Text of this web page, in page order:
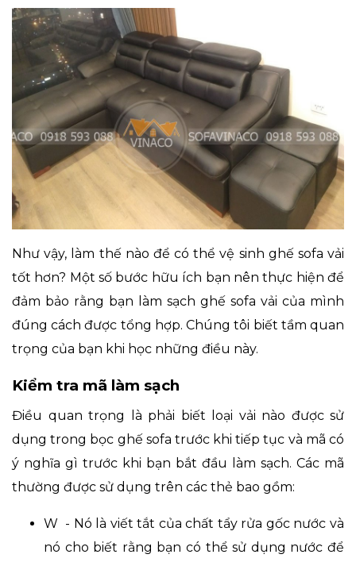
Như vậy, làm thế nào để có thể vệ sinh ghế sofa vải
tốt hơn? Một số bước hữu ích bạn nên thực hiện để
đảm bảo rằng bạn làm sạch ghế sofa vải của mình
đúng cách được tổng hợp. Chúng tôi biết tầm quan
trọng của bạn khi học những điều này.
Kiểm tra mã làm sạch
Điều quan trọng là phải biết loại vải nào được sử
dụng trong bọc ghế sofa trước khi tiếp tục và mã có
ý nghĩa gì trước khi bạn bắt đầu làm sạch. Các mã
thường được sử dụng trên các thẻ bao gồm:
W - Nó là viết tắt của chất tẩy rửa gốc nước và
nó cho biết rằng bạn có thể sử dụng nước để